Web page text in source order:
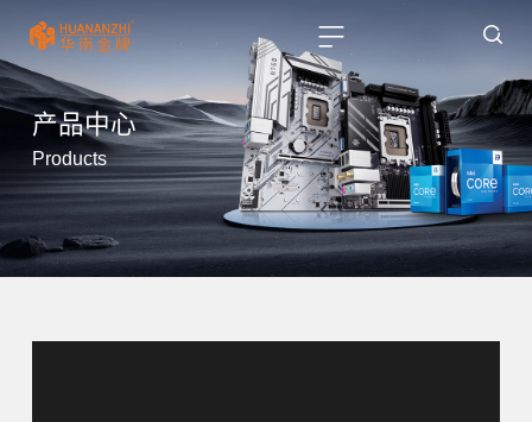
产品中心
Products